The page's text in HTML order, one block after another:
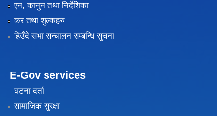
एन, कानुन तथा निर्देशिका
कर तथा शुल्कहरु
हिउँदे सभा सन्चालन सम्बन्धि सुचना
E-Gov services
घटना दर्ता
सामाजिक सुरक्षा